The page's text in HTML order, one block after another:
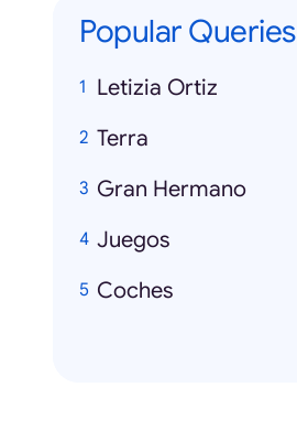
Popular Queries
Letizia Ortiz
Terra
Gran Hermano
Juegos
Coches